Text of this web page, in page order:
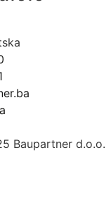
Baupartner d.o.o.